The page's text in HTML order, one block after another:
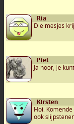
Ria
Die mesjes
Piet
Ja hoor, je
Kirsten
Hoi.
ook